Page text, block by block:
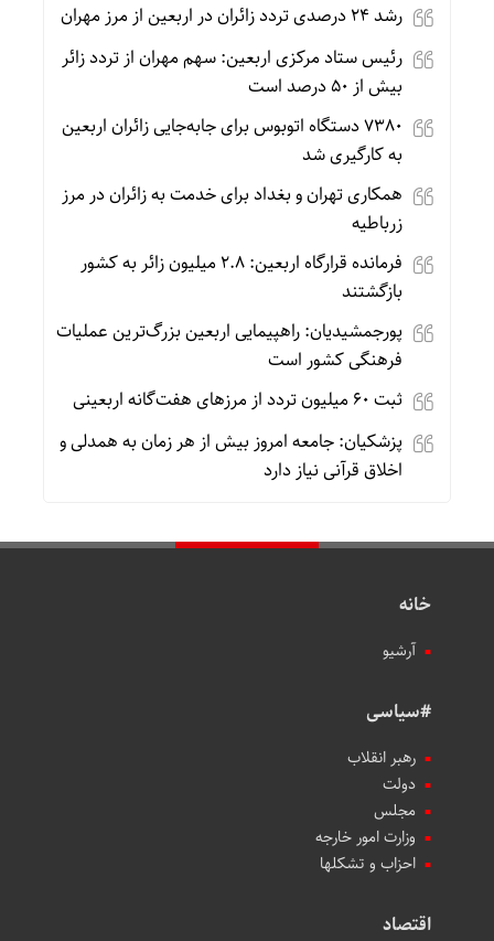
رشد ۲۴ درصدی تردد زائران در اربعین از مرز مهران
رئیس ستاد مرکزی اربعین: سهم مهران از تردد زائر
بیش از ۵۰ درصد است
۷۳۸۰ دستگاه اتوبوس برای جابه‌جایی زائران اربعین
به‌ کارگیری شد
همکاری تهران و بغداد برای خدمت به زائران در مرز
زرباطیه
فرمانده قرارگاه اربعین: ۲.۸ میلیون زائر به کشور
بازگشتند
پورجمشیدیان: راهپیمایی اربعین بزرگ‌ترین عملیات
فرهنگی کشور است
ثبت ۶۰ میلیون تردد از مرزهای هفت‌گانه اربعینی
پزشکیان: جامعه امروز بیش از هر زمان به همدلی و
اخلاق قرآنی نیاز دارد
خانه
آرشیو
#سیاسی
رهبر انقلاب
دولت
مجلس
وزارت امور خارجه
احزاب و تشکلها
اقتصاد